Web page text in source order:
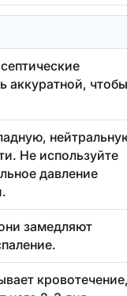
аккуратной, чтобы
Не используйте
давление
замедляют